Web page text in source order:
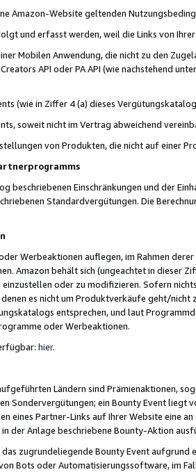
Amazon-Website geltenden
und erfasst werden, weil die Links von
Mobilen Anwendung, die nicht zu den
API oder PA API (wie nachstehend
(wie in Ziffer 4 (a) dieses
soweit nicht im Vertrag abweichend
von Produkten, die nicht auf einer
beschriebenen Einschränkungen und der
Standardvergütungen. Die
Werbeaktionen auflegen, im Rahmen
Amazon behält sich (ungeachtet in dieser
oder zu modifizieren. Sofern
es nicht um Produktverkäufe geht/
entsprechen, und laut
oder Werbeaktionen.
hier.
Ländern sind Prämienaktionen,
Sondervergütungen; ein Bounty Event liegt
eines Partner-Links auf Ihrer Website
der Anlage beschriebene Bounty-Aktion
zugrundeliegende Bounty Event aufgrund
Bots oder Automatisierungssoftware, im